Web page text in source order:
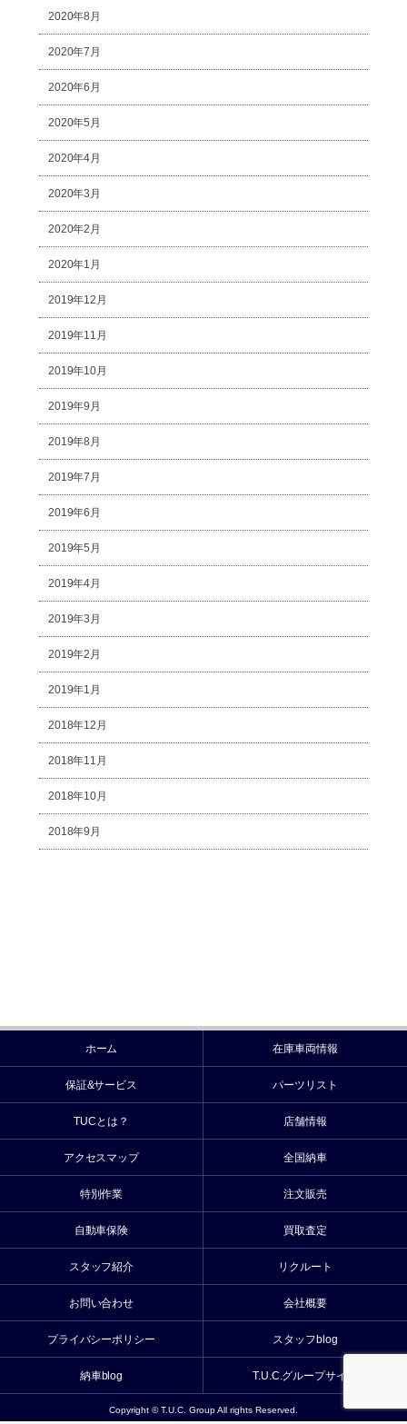
2020年8月
2020年7月
2020年6月
2020年5月
2020年4月
2020年3月
2020年2月
2020年1月
2019年12月
2019年11月
2019年10月
2019年9月
2019年8月
2019年7月
2019年6月
2019年5月
2019年4月
2019年3月
2019年2月
2019年1月
2018年12月
2018年11月
2018年10月
2018年9月
ホーム 在庫車両情報
保証&サービス パーツリスト
TUCとは？ 店舗情報
アクセスマップ 全国納車
特別作業 注文販売
自動車保険 買取査定
スタッフ紹介 リクルート
お問い合わせ 会社概要
プライバシーポリシー スタッフblog
納車blog T.U.C.グループサイト
Copyright © T.U.C. Group All rights Reserved.